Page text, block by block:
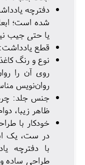
دفترچه
شده است؛
یا حتی جیب
قطع یادداشت:
روی آن را
روان‌نویس
جنس جلد: چرم
ظاهر زیبا،
خودکار با
در ست، یک
با دفترچه
طراحی ساده